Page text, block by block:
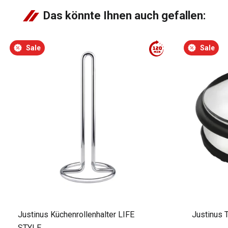
Das könnte Ihnen auch gefallen:
Sale
Justinus Küchenrollenhalter LIFE
Sale
Justinus